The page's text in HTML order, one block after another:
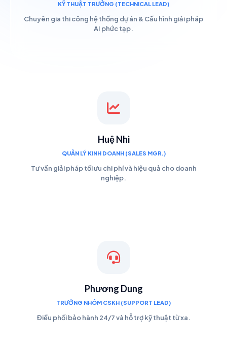
KỸ THUẬT TRƯỞNG (TECHNICAL LEAD)
Chuyên gia thi công hệ thống dự án & Cấu hình giải pháp
AI phức tạp.
Huệ Nhi
QUẢN LÝ KINH DOANH (SALES MGR.)
Tư vấn giải pháp tối ưu chi phí và hiệu quả cho doanh
nghiệp.
Phương Dung
TRƯỞNG NHÓM CSKH (SUPPORT LEAD)
Điều phối bảo hành 24/7 và hỗ trợ kỹ thuật từ xa.